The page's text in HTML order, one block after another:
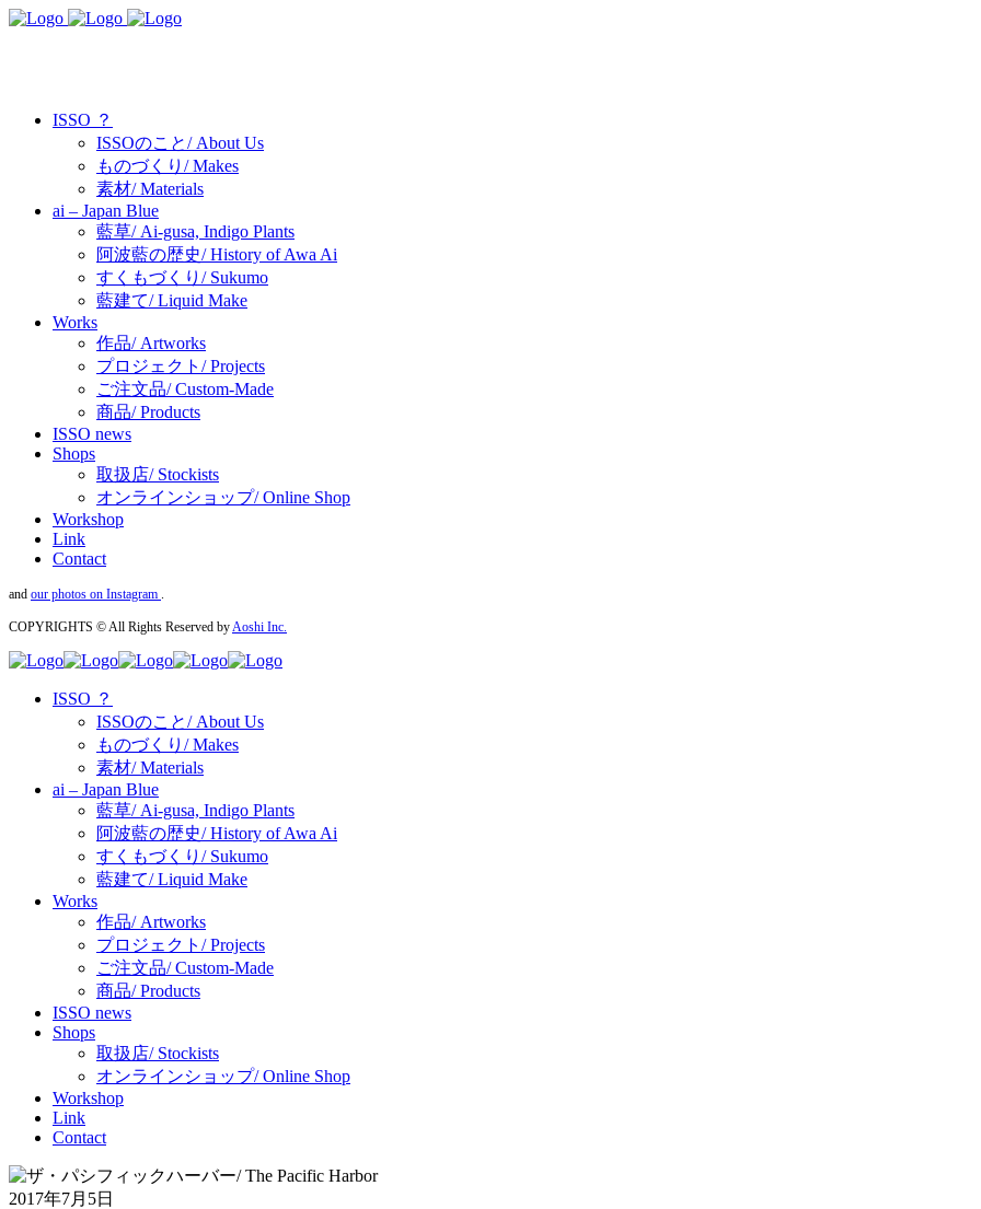
ISSO ？
ISSOのこと/ About Us
ものづくり/ Makes
素材/ Materials
ai – Japan Blue
藍草/ Ai-gusa, Indigo Plants
阿波藍の歴史/ History of Awa Ai
すくもづくり/ Sukumo
藍建て/ Liquid Make
Works
作品/ Artworks
プロジェクト/ Projects
ご注文品/ Custom-Made
商品/ Products
ISSO news
Shops
取扱店/ Stockists
オンラインショップ/ Online Shop
Workshop
Link
Contact
and our photos on Instagram
COPYRIGHTS © All Rights Reserved by Aoshi Inc.
ISSO ？
ISSOのこと/ About Us
ものづくり/ Makes
素材/ Materials
ai – Japan Blue
藍草/ Ai-gusa, Indigo Plants
阿波藍の歴史/ History of Awa Ai
すくもづくり/ Sukumo
藍建て/ Liquid Make
Works
作品/ Artworks
プロジェクト/ Projects
ご注文品/ Custom-Made
商品/ Products
ISSO news
Shops
取扱店/ Stockists
オンラインショップ/ Online Shop
Workshop
Link
Contact
2017年7月5日